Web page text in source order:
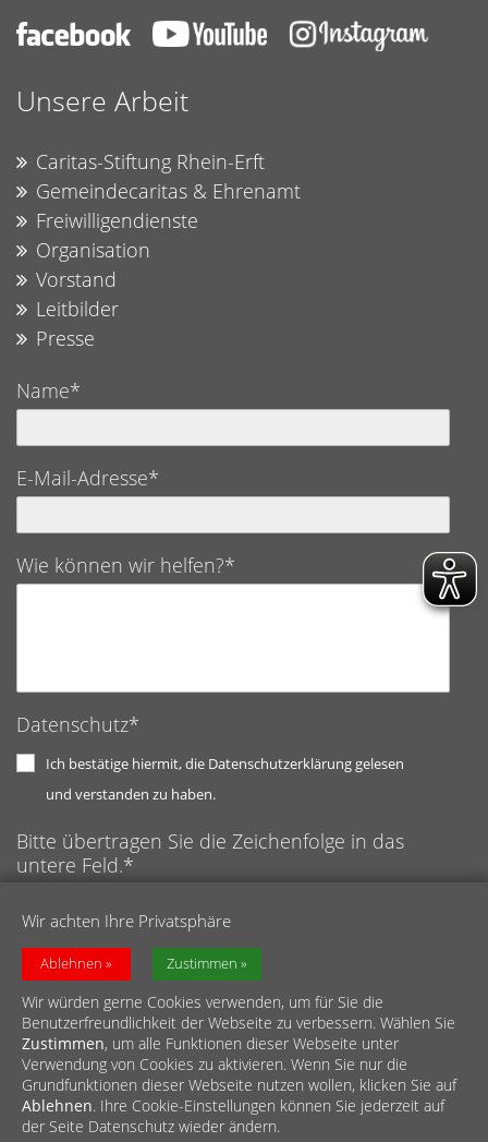
Wir achten Ihre Privatsphäre
Ablehnen Zustimmen
Wir würden gerne Cookies verwenden, um für Sie die
Benutzerfreundlichkeit der Webseite zu verbessern. Wählen Sie
Zustimmen, um alle Funktionen dieser Webseite unter
Verwendung von Cookies zu aktivieren. Wenn Sie nur die
Grundfunktionen dieser Webseite nutzen wollen, klicken Sie auf
Ablehnen. Ihre Cookie-Einstellungen können Sie jederzeit auf
der Seite Datenschutz wieder ändern.
Unsere Arbeit
Caritas-Stiftung Rhein-Erft
Gemeindecaritas & Ehrenamt
Freiwilligendienste
Organisation
Vorstand
Leitbilder
Presse
Name*
E-Mail-Adresse*
Wie können wir helfen?*
Datenschutz*
Ich bestätige hiermit, die Datenschutzerklärung gelesen
und verstanden zu haben.
Bitte übertragen Sie die Zeichenfolge in das
untere Feld.*
Hier klicken
Friendly
© Caritasverband für den Rhein-Erft-Kreis e.V.